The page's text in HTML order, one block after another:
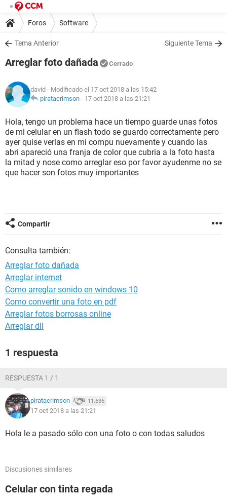
Foros Software
Tema Anterior Siguiente Tema
Arreglar foto dañada Cerrado
david - Modificado el 17 oct 2018 a las 15:42
piratacrimson - 17 oct 2018 a las 21:21
Hola, tengo un problema hace un tiempo guarde unas fotos
de mi celular en un flash todo se guardo correctamente pero
ayer quise verlas en mi compu nuevamente y cuando las
abri apareció una franja de color que cubria a la foto hasta
la mitad y nose como arreglar eso por favor ayudenme no se
que hacer son fotos muy importantes
Compartir
Consulta también:
Arreglar foto dañada
Arreglar internet
Como arreglar sonido en windows 10
Como convertir una foto en pdf
Arreglar fotos borrosas online
Arreglar dll
1 respuesta
RESPUESTA 1 / 1
piratacrimson 11.636
17 oct 2018 a las 21:21
Hola le a pasado sólo con una foto o con todas saludos
Discusiones similares
Celular con tinta regada